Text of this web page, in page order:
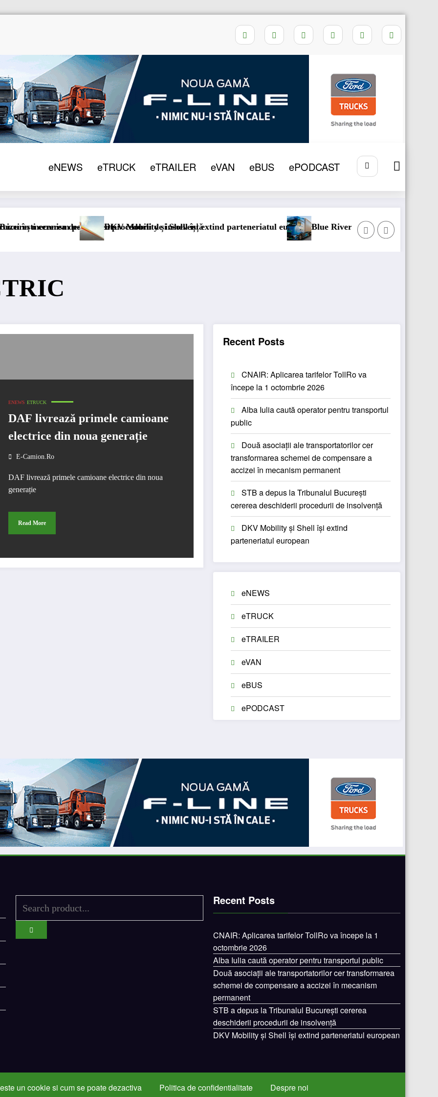
eNEWS eTRUCK eTRAILER eVAN eBUS ePODCAST
DAF ELECTRIC
permanent
deschiderii procedurii de insolvență
DKV Mobility și Shell își extind parteneriatul europeanBlue River: 26.123 km cu un camion 100%
ENEWS ETRUCK
DAF livrează primele camioane
electrice din noua generație
E-Camion.ro
DAF livrează primele camioane electrice din noua
generație
Read More
Recent Posts
CNAIR: Aplicarea tarifelor TollRo va
începe la 1 octombrie 2026
Alba Iulia caută operator pentru transportul
public
Două asociații ale transportatorilor cer
transformarea schemei de compensare a
accizei în mecanism permanent
STB a depus la Tribunalul București
cererea deschiderii procedurii de insolvență
DKV Mobility și Shell își extind
parteneriatul european
eNEWS
eTRUCK
eTRAILER
eVAN
eBUS
ePODCAST
Recent Posts
CNAIR: Aplicarea tarifelor TollRo va începe la 1
octombrie 2026
Alba Iulia caută operator pentru transportul public
Două asociații ale transportatorilor cer transformarea
schemei de compensare a accizei în mecanism
permanent
STB a depus la Tribunalul București cererea
deschiderii procedurii de insolvență
DKV Mobility și Shell își extind parteneriatul european
un cookie si cum se poate dezactiva Politica de confidentialitate Despre noi